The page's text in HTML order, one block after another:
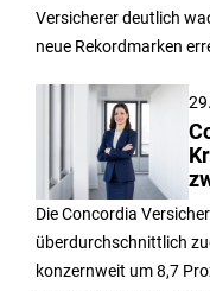
Versicherer deutlich
neue Rekordmarken
Die Concordia
überdurchschnittlich
konzernweit um 8,7